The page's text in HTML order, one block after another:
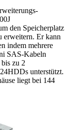
den Speicherplatz
erweitern. Er kann
indem mehrere
SAS-Kabeln
zu 2
unterstützt.
liegt bei 144